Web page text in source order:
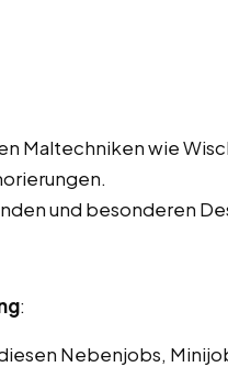
Maltechniken wie
und besonderen
:
Nebenjobs,